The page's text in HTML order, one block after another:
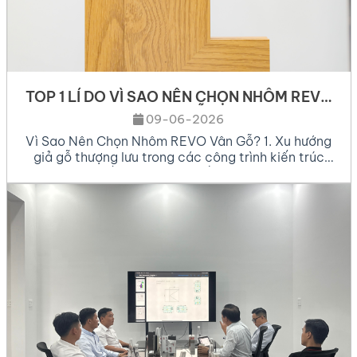
TOP 1 LÍ DO VÌ SAO NÊN CHỌN NHÔM REVO
VÂN GỖ
09-06-2026
Vì Sao Nên Chọn Nhôm REVO Vân Gỗ? 1. Xu hướng
giả gỗ thượng lưu trong các công trình kiến trúc
của gỗ tự nhiên và đặc tính bền bỉ, hiện đại của